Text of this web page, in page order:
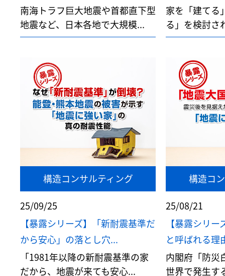
南海トラフ巨大地震や首都直下型
地震など、日本各地で大規模...
家を「建てる
る」を検討さ
構造コンサルティング
25/09/25
【暴露シリーズ】「新耐震基準だ
から安心」の落とし穴...
「1981年以降の新耐震基準の家
だから、地震が来ても安心...
構造コ
25/08/21
【暴露シリ
と呼ばれる理
内閣府「防災
世界で発生す